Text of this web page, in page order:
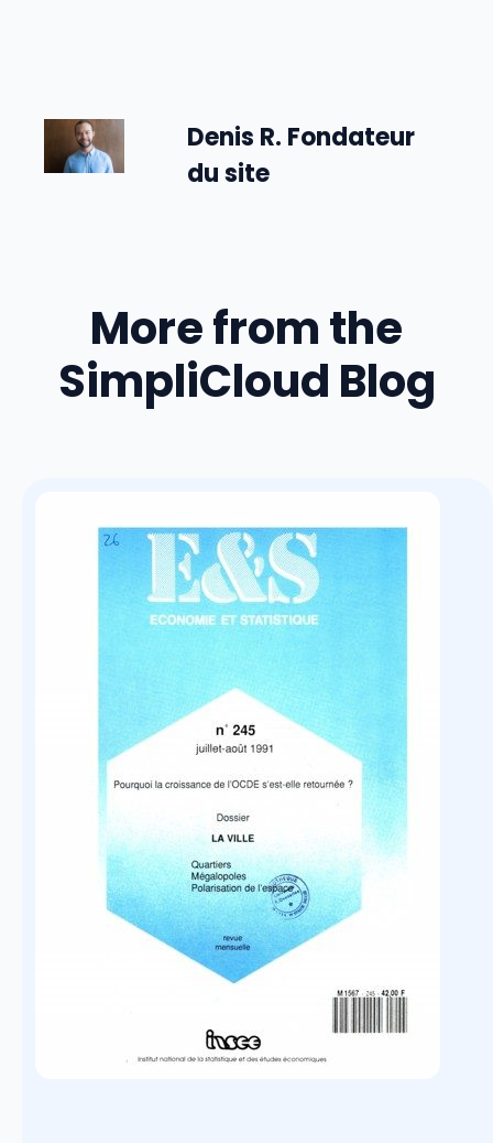
Denis R. Fondateur
du site
More from the
SimpliCloud Blog